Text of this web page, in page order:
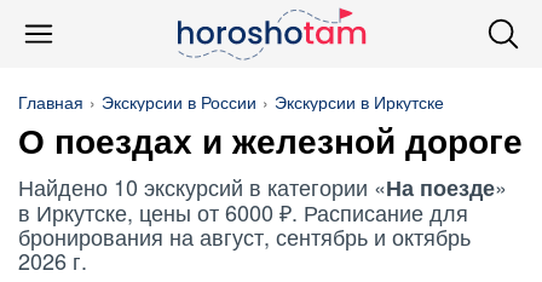
Главная Экскурсии в России Экскурсии в Иркутске
О поездах и железной дороге
Найдено 10 экскурсий в категории «На поезде»
в Иркутске, цены от 6000 ₽. Расписание для
бронирования на август, сентябрь и октябрь
2026 г.